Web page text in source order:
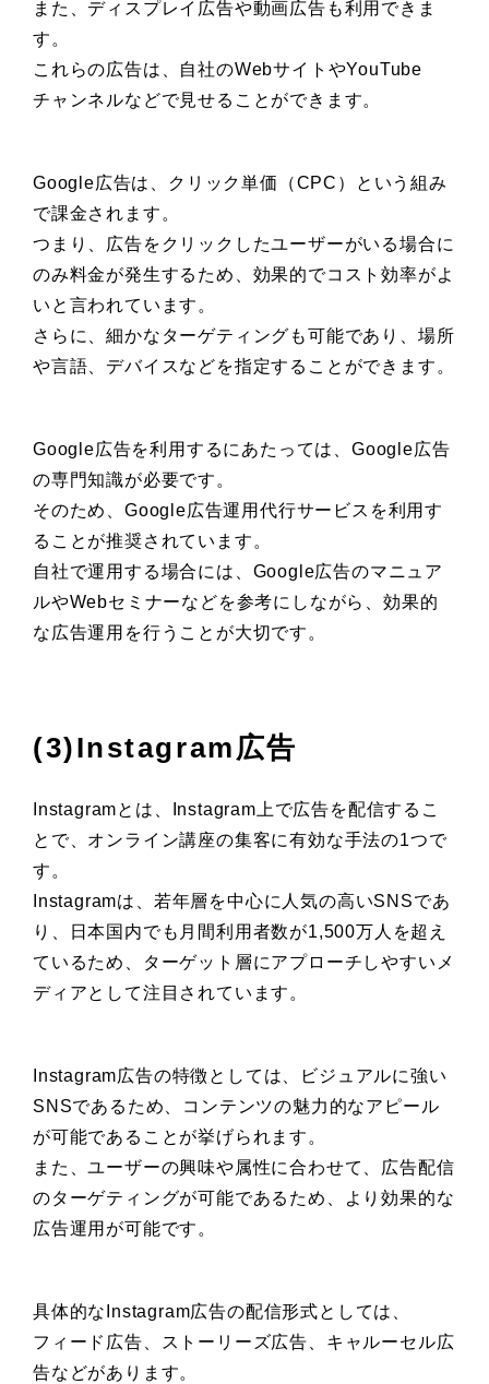
また、ディスプレイ広告や動画広告も利用できま
す。
これらの広告は、自社のWebサイトやYouTube
チャンネルなどで見せることができます。
Google広告は、クリック単価（CPC）という組み
で課金されます。
つまり、広告をクリックしたユーザーがいる場合に
のみ料金が発生するため、効果的でコスト効率がよ
いと言われています。
さらに、細かなターゲティングも可能であり、場所
や言語、デバイスなどを指定することができます。
Google広告を利用するにあたっては、Google広告
の専門知識が必要です。
そのため、Google広告運用代行サービスを利用す
ることが推奨されています。
自社で運用する場合には、Google広告のマニュア
ルやWebセミナーなどを参考にしながら、効果的
な広告運用を行うことが大切です。
(3)Instagram広告
Instagramとは、Instagram上で広告を配信するこ
とで、オンライン講座の集客に有効な手法の1つで
す。
Instagramは、若年層を中心に人気の高いSNSであ
り、日本国内でも月間利用者数が1,500万人を超え
ているため、ターゲット層にアプローチしやすいメ
ディアとして注目されています。
Instagram広告の特徴としては、ビジュアルに強い
SNSであるため、コンテンツの魅力的なアピール
が可能であることが挙げられます。
また、ユーザーの興味や属性に合わせて、広告配信
のターゲティングが可能であるため、より効果的な
広告運用が可能です。
具体的なInstagram広告の配信形式としては、
フィード広告、ストーリーズ広告、キャルーセル広
告などがあります。